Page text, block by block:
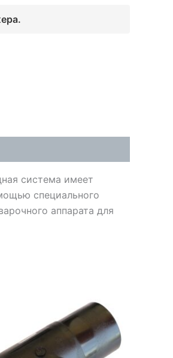
система имеет
специального
аппарата для